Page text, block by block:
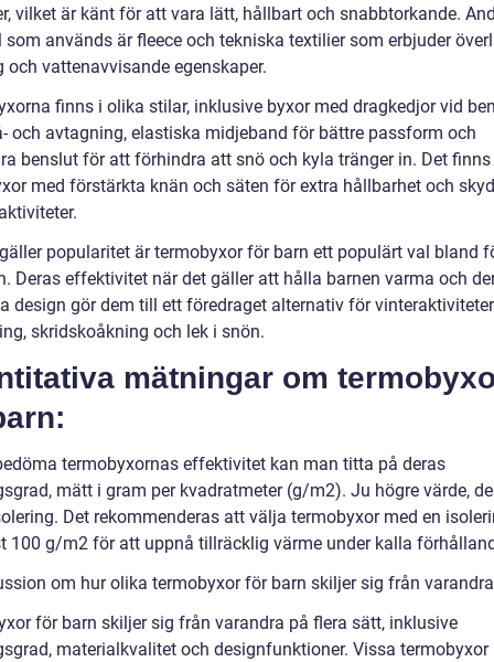
vilket är känt för att vara lätt, hållbart och snabbtorkande.
som används är fleece och tekniska textilier som erbjuder
och vattenavvisande egenskaper.
finns i olika stilar, inklusive byxor med dragkedjor vid
och avtagning, elastiska midjeband för bättre passform och
benslut för att förhindra att snö och kyla tränger in. Det
med förstärkta knän och säten för extra hållbarhet och
popularitet är termobyxor för barn ett populärt val bland
Deras effektivitet när det gäller att hålla barnen varma och
design gör dem till ett föredraget alternativ för
skridskoåkning och lek i snön.
mätningar om
termobyxornas effektivitet kan man titta på deras
mätt i gram per kvadratmeter (g/m2). Ju högre värde,
Det rekommenderas att välja termobyxor med en
100 g/m2 för att uppnå tillräcklig värme under kalla
om hur olika termobyxor för barn skiljer sig från
för barn skiljer sig från varandra på flera sätt, inklusive
materialkvalitet och designfunktioner. Vissa termobyxor